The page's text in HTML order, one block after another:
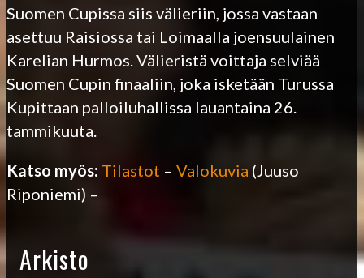
Suomen Cupissa siis välieriin, jossa vastaan
asettuu Raisiossa tai Loimaalla joensuulainen
Karelian Hurmos. Välieristä voittaja selviää
Suomen Cupin finaaliin, joka isketään Turussa
Kupittaan palloiluhallissa lauantaina 26.
tammikuuta.
Katso myös: Tilastot – Valokuvia (Juuso
Riponiemi) –
Arkisto